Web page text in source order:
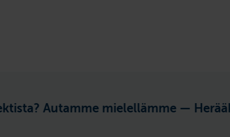
Autamme mielellämme — Herääkö